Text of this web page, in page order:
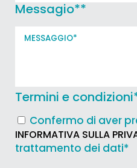
Messagio**
Termini e condizioni
Confermo di aver
INFORMATIVA SULLA
trattamento dei dati*